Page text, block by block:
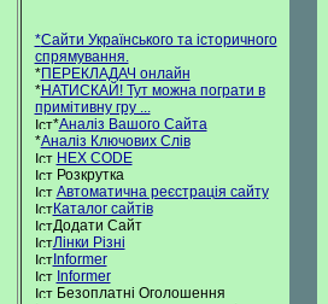
*Сайти Українського та історичного
спрямування.
*ПЕРЕКЛАДАЧ онлайн
*НАТИСКАЙ! Тут можна пограти в
примітивну гру ...
*Аналіз Вашого Сайта
*Аналіз Ключових Слів
HEX CODE
Розкрутка
Автоматична реєстрація сайту
Каталог сайтів
Додати Сайт
Лінки Різні
Informer
Informer
Безоплатні Оголошення